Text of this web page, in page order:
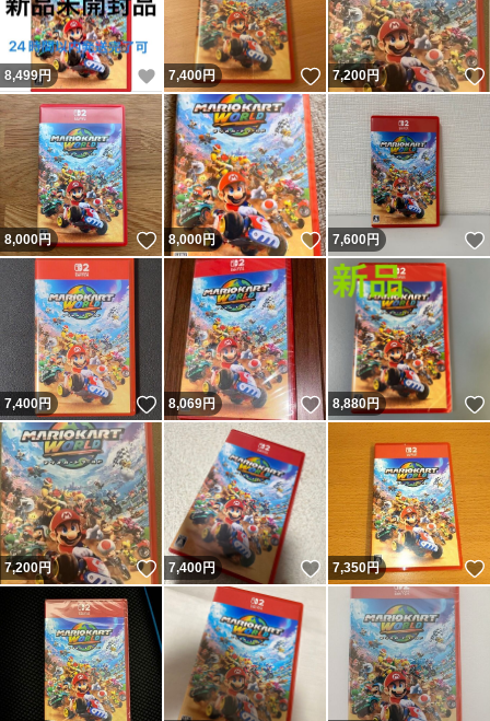
8,499円 いいね！
7,400円 いいね！
7,200円
8,000円 いいね！
8,000円 いいね！
7,600円
7,400円 いいね！
8,069円 いいね！
8,880円
7,200円 いいね！
7,400円 いいね！
7,350円